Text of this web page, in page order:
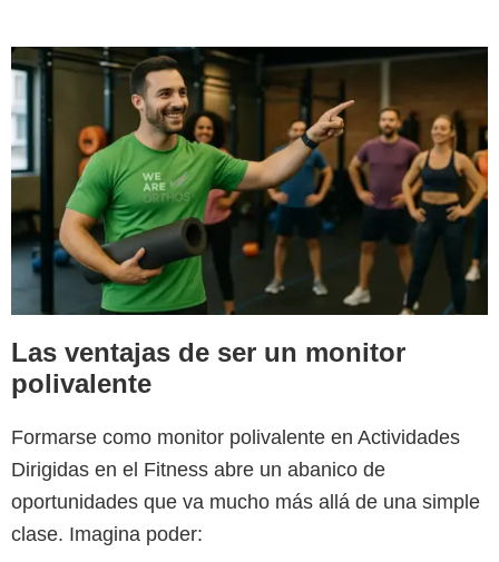
Las ventajas de ser un monitor
polivalente
Formarse como monitor polivalente en Actividades
Dirigidas en el Fitness abre un abanico de
oportunidades que va mucho más allá de una simple
clase. Imagina poder: